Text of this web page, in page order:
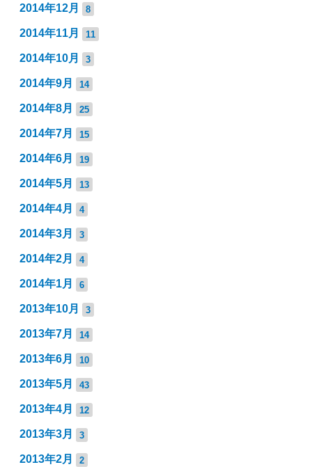
2014年12月 8
2014年11月 11
2014年10月 3
2014年9月 14
2014年8月 25
2014年7月 15
2014年6月 19
2014年5月 13
2014年4月 4
2014年3月 3
2014年2月 4
2014年1月 6
2013年10月 3
2013年7月 14
2013年6月 10
2013年5月 43
2013年4月 12
2013年3月 3
2013年2月 2